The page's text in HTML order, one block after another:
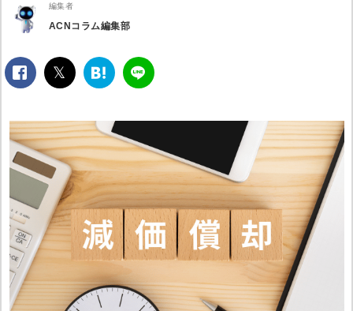
編集者
ACNコラム編集部
facebook
twitterは
ブ
ッ
ク
マ
ー
ク
LINE